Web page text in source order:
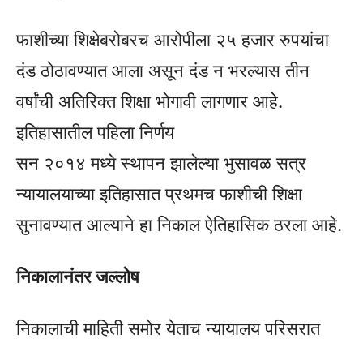
फाशीच्या शिक्षेबरोबरच आरोपीला २५ हजार रुपयांचा
दंड ठोठावण्यात आला असून दंड न भरल्यास तीन
वर्षांची अतिरिक्त शिक्षा भोगावी लागणार आहे.
इतिहासातील पहिला निर्णय
सन २०१४ मध्ये स्थापन झालेल्या भुसावळ सत्र
न्यायालयाच्या इतिहासात प्रथमच फाशीची शिक्षा
सुनावण्यात आल्याने हा निकाल ऐतिहासिक ठरला आहे.
निकालानंतर जल्लोष
निकालाची माहिती समोर येताच न्यायालय परिसरात